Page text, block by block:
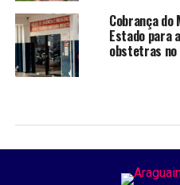
Cobrança do
Estado para
obstetras no